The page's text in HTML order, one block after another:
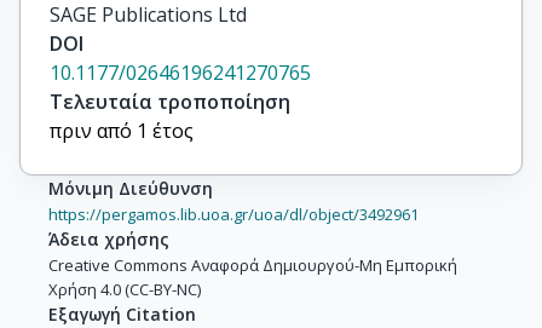
SAGE Publications Ltd
DOI
10.1177/02646196241270765
Τελευταία τροποποίηση
πριν από 1 έτος
Μόνιμη Διεύθυνση
https://pergamos.lib.uoa.gr/uoa/dl/object/3492961
Άδεια χρήσης
Creative Commons Αναφορά Δημιουργού-Μη Εμπορική
Χρήση 4.0 (CC-BY-NC)
Εξαγωγή Citation